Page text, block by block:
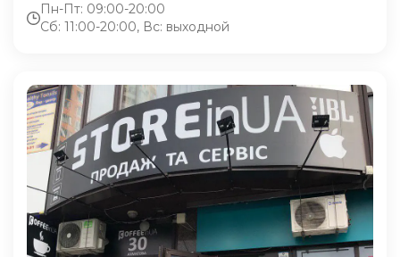
Пн-Пт: 09:00-20:00
Сб: 11:00-20:00, Вс: выходной